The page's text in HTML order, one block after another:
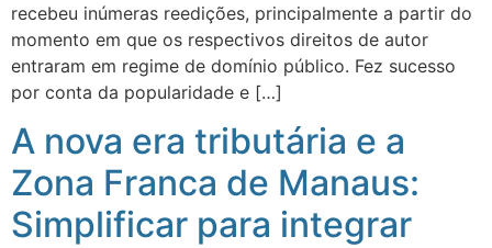
recebeu inúmeras reedições, principalmente a partir do
momento em que os respectivos direitos de autor
entraram em regime de domínio público. Fez sucesso
por conta da popularidade e […]
A nova era tributária e a
Zona Franca de Manaus:
Simplificar para integrar